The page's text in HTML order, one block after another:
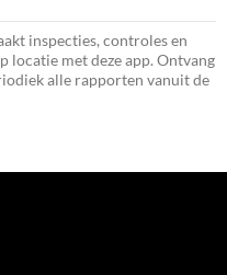
inspecties, controles en
locatie met deze app. Ontvang
alle rapporten vanuit de